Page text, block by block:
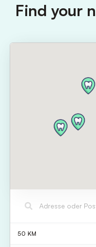
Find your
50 KM